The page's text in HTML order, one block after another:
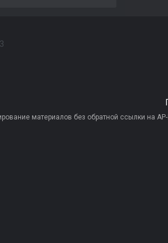
материалов без обратной ссылки на